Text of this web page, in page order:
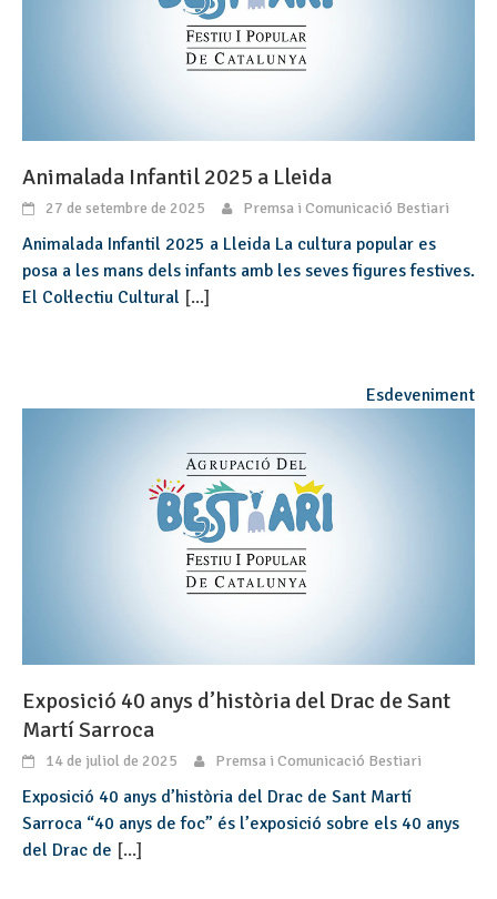
Animalada Infantil 2025 a Lleida
27 de setembre de 2025 Premsa i Comunicació Bestiari
Animalada Infantil 2025 a Lleida La cultura popular es
posa a les mans dels infants amb les seves figures festives.
El Col·lectiu Cultural [...]
Esdeveniment
Exposició 40 anys d’història del Drac de Sant
Martí Sarroca
14 de juliol de 2025 Premsa i Comunicació Bestiari
Exposició 40 anys d’història del Drac de Sant Martí
Sarroca “40 anys de foc” és l’exposició sobre els 40 anys
del Drac de [...]